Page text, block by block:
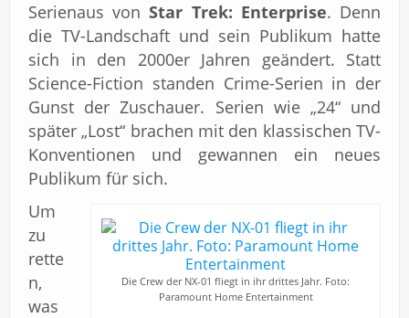
Serienaus vonStar Trek: Enterprise. Denn
die TV-Landschaft und sein Publikum hatte
sich in den 2000er Jahren geändert. Statt
Science-Fiction standen Crime-Serien in der
Gunst der Zuschauer. Serien wie „24“ und
später „Lost“ brachen mit den klassischen TV-
Konventionen und gewannen ein neues
Publikum für sich.
Die Crew der NX-01 fliegt in ihr drittes Jahr. Foto:
Paramount Home Entertainment
Um
zu
rette
n,
was